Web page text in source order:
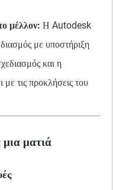
μέλλον: Η Autodesk
με υποστήριξη
και η
με τις προκλήσεις του
ματιά